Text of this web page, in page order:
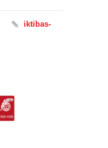
iktibas-